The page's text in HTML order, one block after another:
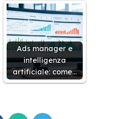
Ads manager e
intelligenza
artificiale: come…